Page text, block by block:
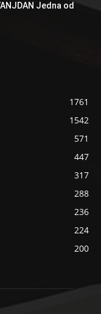
Jedna od
1761
1542
571
447
317
288
236
224
200